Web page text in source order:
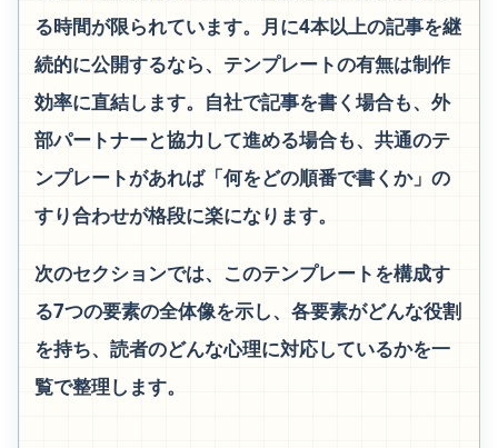
る時間が限られています。月に4本以上の記事を継
続的に公開するなら、テンプレートの有無は制作
効率に直結します。自社で記事を書く場合も、外
部パートナーと協力して進める場合も、共通のテ
ンプレートがあれば「何をどの順番で書くか」の
すり合わせが格段に楽になります。
次のセクションでは、このテンプレートを構成す
る7つの要素の全体像を示し、各要素がどんな役割
を持ち、読者のどんな心理に対応しているかを一
覧で整理します。